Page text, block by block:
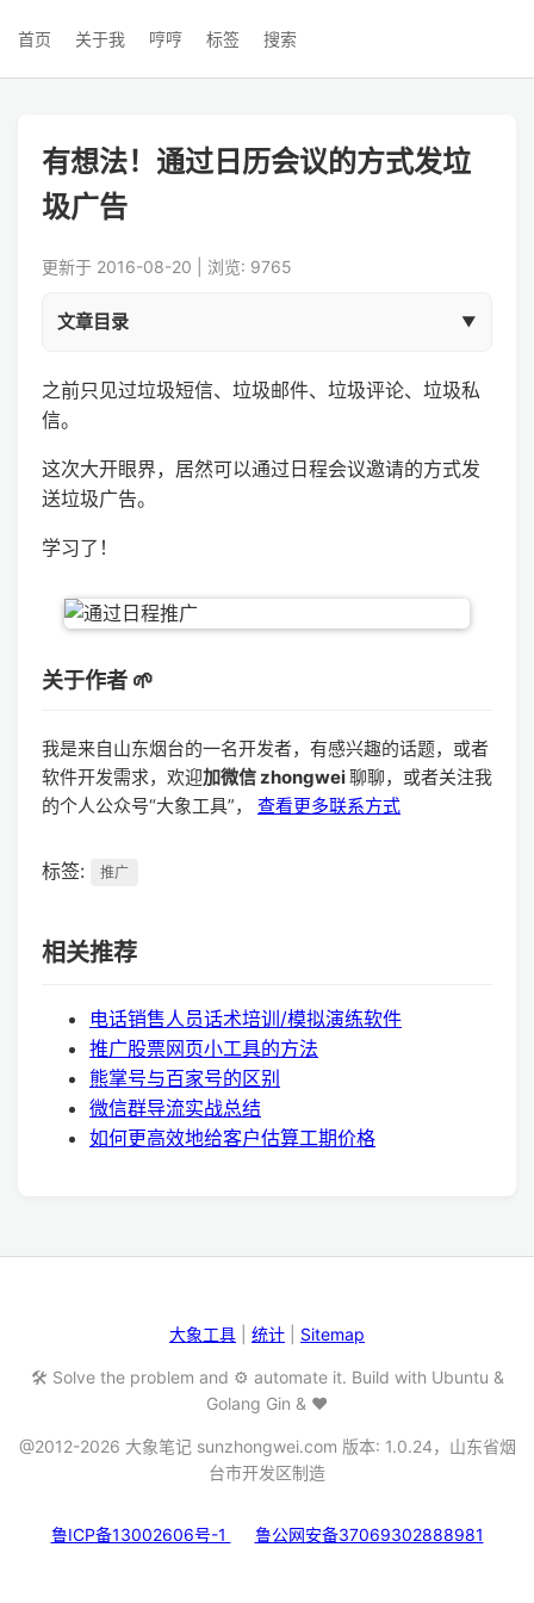
首页 关于我 哼哼 标签 搜索
有想法！通过日历会议的方式发垃
圾广告
更新于 2016-08-20 | 浏览: 9765
文章目录
之前只见过垃圾短信、垃圾邮件、垃圾评论、垃圾私
信。
这次大开眼界，居然可以通过日程会议邀请的方式发
送垃圾广告。
学习了！
关于作者 🌱
我是来自山东烟台的一名开发者，有感兴趣的话题，或者
软件开发需求，欢迎加微信 zhongwei聊聊，或者关注我
的个人公众号“大象工具”， 查看更多联系方式
标签: 推广
相关推荐
电话销售人员话术培训/模拟演练软件
推广股票网页小工具的方法
熊掌号与百家号的区别
微信群导流实战总结
如何更高效地给客户估算工期价格
大象工具 统计 Sitemap
🛠️ Solve the problem and ⚙️ automate it. Build with Ubuntu &
Golang Gin & ❤️
@2012-2026 大象笔记 sunzhongwei.com 版本: 1.0.24，山东省烟
台市开发区制造
鲁ICP备13002606号-1 鲁公网安备37069302888981